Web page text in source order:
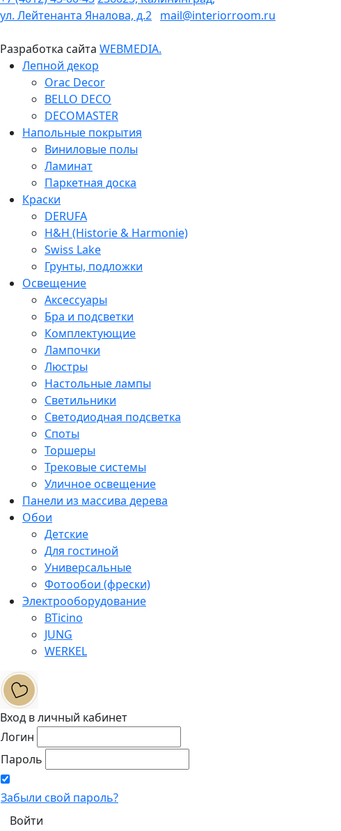
ул. Лейтенанта Яналова, д.2 mail@interiorroom.ru
Разработка сайта WEBMEDIA.
Лепной декор
Orac Decor
BELLO DECO
DECOMASTER
Напольные покрытия
Виниловые полы
Ламинат
Паркетная доска
Краски
DERUFA
H&H (Historie & Harmonie)
Swiss Lake
Грунты, подложки
Освещение
Аксессуары
Бра и подсветки
Комплектующие
Лампочки
Люстры
Настольные лампы
Светильники
Светодиодная подсветка
Споты
Торшеры
Трековые системы
Уличное освещение
Панели из массива дерева
Обои
Детские
Для гостиной
Универсальные
Фотообои (фрески)
Электрооборудование
BTicino
JUNG
WERKEL
Вход в личный кабинет
Логин
Пароль
Забыли свой пароль?